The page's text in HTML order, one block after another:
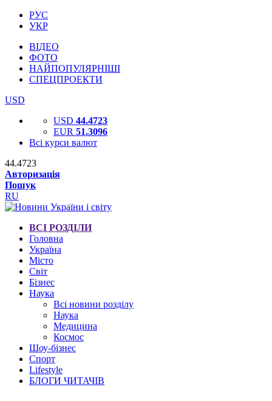
РУС
УКР
ВІДЕО
ФОТО
НАЙПОПУЛЯРНІШІ
СПЕЦПРОЕКТИ
USD
USD 44.4723
EUR 51.3096
Всі курси валют
44.4723
Авторизація
Пошук
RU
ВСІ РОЗДІЛИ
Головна
Україна
Місто
Світ
Бізнес
Наука
Всі новини розділу
Наука
Медицина
Космос
Шоу-бізнес
Спорт
Lifestyle
БЛОГИ ЧИТАЧІВ